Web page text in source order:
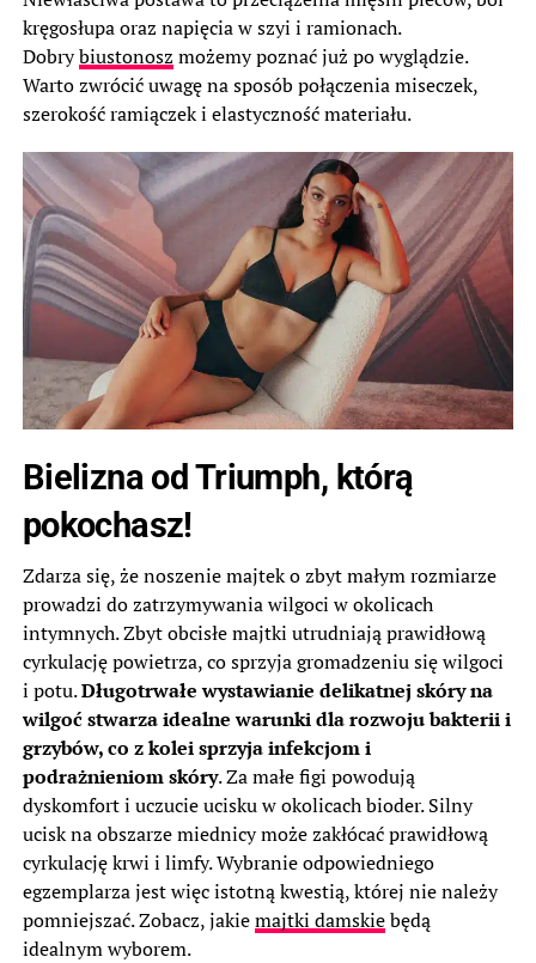
kręgosłupa oraz napięcia w szyi i ramionach.
Dobrybiustonosz możemy poznać już po wyglądzie.
Warto zwrócić uwagę na sposób połączenia miseczek,
szerokość ramiączek i elastyczność materiału.
Bielizna od Triumph, którą
pokochasz!
Zdarza się, że noszenie majtek o zbyt małym rozmiarze
prowadzi do zatrzymywania wilgoci w okolicach
intymnych. Zbyt obcisłe majtki utrudniają prawidłową
cyrkulację powietrza, co sprzyja gromadzeniu się wilgoci
i potu.Długotrwałe wystawianie delikatnej skóry na
wilgoć stwarza idealne warunki dla rozwoju bakterii i
grzybów, co z kolei sprzyja infekcjom i
podrażnieniom skóry. Za małe figi powodują
dyskomfort i uczucie ucisku w okolicach bioder. Silny
ucisk na obszarze miednicy może zakłócać prawidłową
cyrkulację krwi i limfy. Wybranie odpowiedniego
egzemplarza jest więc istotną kwestią, której nie należy
pomniejszać. Zobacz, jakiemajtki damskiebędą
idealnym wyborem.